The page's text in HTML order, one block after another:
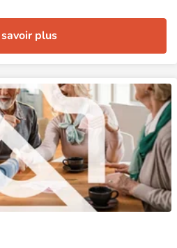
savoir plus